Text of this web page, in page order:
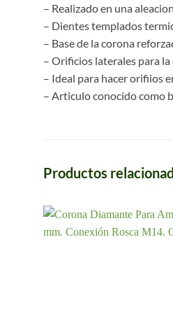
– Realizado en una
– Dientes templados
– Base de la corona
– Orificios laterales para
– Ideal para hacer orifiios
– Articulo conocido como
Productos